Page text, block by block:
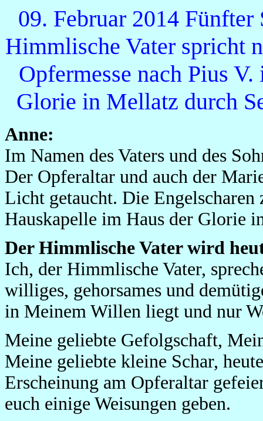
09. Februar 2014
Himmlische Vater spricht
Opfermesse nach Pius
Glorie in Mellatz durch
Anne:
Im Namen des Vaters und des
Der Opferaltar und auch der
Licht getaucht. Die Engelscharen
Hauskapelle im Haus der Glorie
Der Himmlische Vater wird
Ich, der Himmlische Vater,
williges, gehorsames und
in Meinem Willen liegt und nur
Meine geliebte Gefolgschaft,
Meine geliebte kleine Schar,
Erscheinung am Opferaltar
euch einige Weisungen geben.